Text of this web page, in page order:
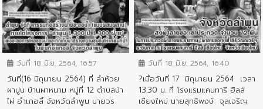
ข่าวประชาสัมพันธ์
วันที่ 18 มิ.ย. 2564, 16:57
วันที่(16 มิถุนายน 2564) ที่ ลำห้วย
ผาปูน บ้านผาหนาม หมู่ที่ 12 ตำบลป่า
ไผ่ อำเภอลี้ จังหวัดลำพูน นายวร
ข่าวประชาสัมพันธ์
วันที่ 18 มิ.ย. 2564, 16:40
?เมื่อวันที่ 17 มิถุนายน 2564 เวลา
13.30 น. ที่ โรงแรมแคนทารี ฮิลส์
เชียงใหม่ นายสุทธิพงษ์ จุลเจริญ